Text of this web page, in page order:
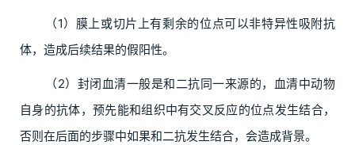
（1）膜上或切片上有剩余的位点可以非特异性吸附抗
体，造成后续结果的假阳性。
（2）封闭血清一般是和二抗同一来源的，血清中动物
自身的抗体，预先能和组织中有交叉反应的位点发生结合，
否则在后面的步骤中如果和二抗发生结合，会造成背景。